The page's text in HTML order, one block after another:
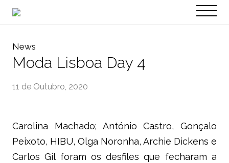
EN
News
Moda Lisboa Day 4
11 de Outubro, 2020
Carolina Machado; António Castro, Gonçalo
Peixoto, HIBU, Olga Noronha, Archie Dickens e
Carlos Gil foram os desfiles que fecharam a